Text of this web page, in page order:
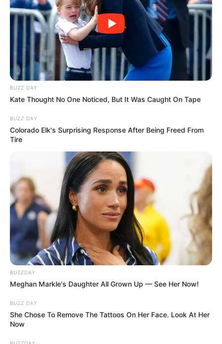
TOVÁBBI LEHETŐSÉGEK
OK, ELFOGADOM